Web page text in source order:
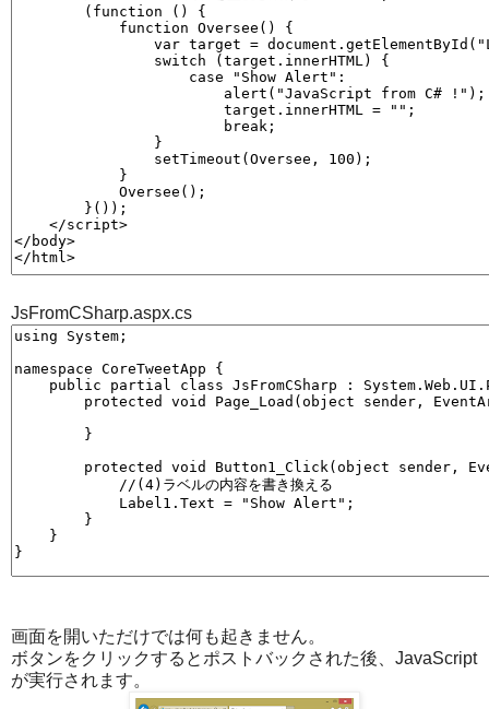
JsFromCSharp.aspx.cs
画面を開いただけでは何も起きません。
ボタンをクリックするとポストバックされた後、JavaScript
が実行されます。